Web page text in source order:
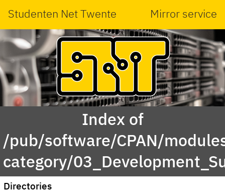
Studenten Net Twente Mirror service
Index of
/pub/software/CPAN/
category/
Directories